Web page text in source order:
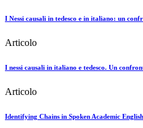
I Nessi causali in tedesco e in italiano: un
Articolo
I nessi causali in italiano e tedesco. Un
Articolo
Identifying Chains in Spoken Academic English